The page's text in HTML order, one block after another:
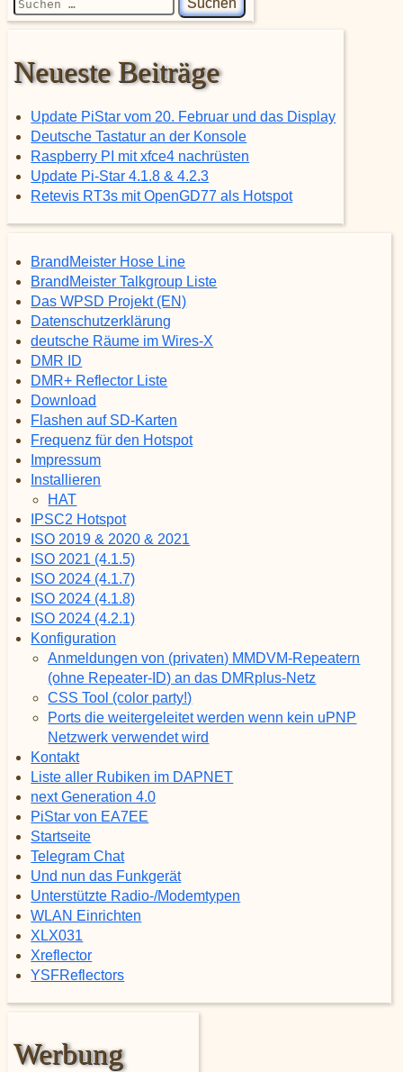
Neueste Beiträge
Update PiStar vom 20. Februar und das Display
Deutsche Tastatur an der Konsole
Raspberry PI mit xfce4 nachrüsten
Update Pi-Star 4.1.8 & 4.2.3
Retevis RT3s mit OpenGD77 als Hotspot
BrandMeister Hose Line
BrandMeister Talkgroup Liste
Das WPSD Projekt (EN)
Datenschutzerklärung
deutsche Räume im Wires-X
DMR ID
DMR+ Reflector Liste
Download
Flashen auf SD-Karten
Frequenz für den Hotspot
Impressum
Installieren
HAT
IPSC2 Hotspot
ISO 2019 & 2020 & 2021
ISO 2021 (4.1.5)
ISO 2024 (4.1.7)
ISO 2024 (4.1.8)
ISO 2024 (4.2.1)
Konfiguration
Anmeldungen von (privaten) MMDVM-Repeatern
(ohne Repeater-ID) an das DMRplus-Netz
CSS Tool (color party!)
Ports die weitergeleitet werden wenn kein uPNP
Netzwerk verwendet wird
Kontakt
Liste aller Rubiken im DAPNET
next Generation 4.0
PiStar von EA7EE
Startseite
Telegram Chat
Und nun das Funkgerät
Unterstützte Radio-/Modemtypen
WLAN Einrichten
XLX031
Xreflector
YSFReflectors
Werbung